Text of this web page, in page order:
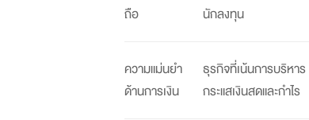
ถือ
นักลงทุน
ความแม่นยำ
ด้านการเงิน
ธุรกิจที่เน้นการบริหาร
กระแสเงินสดและกำไร